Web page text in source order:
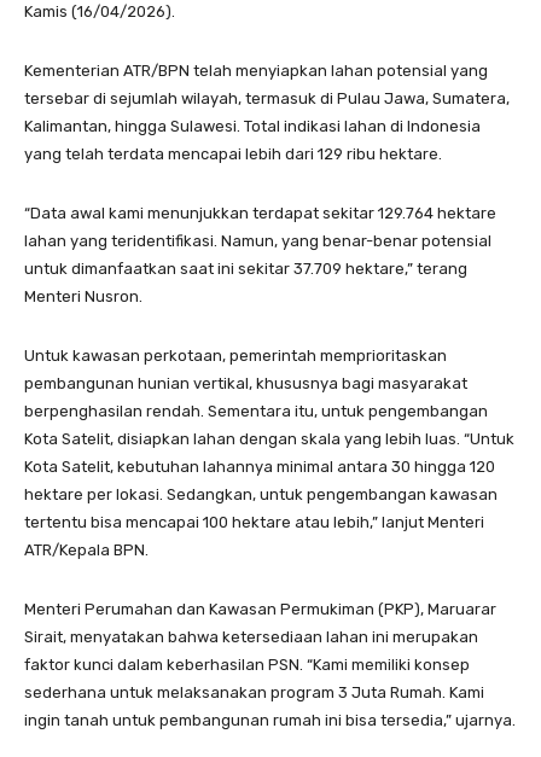
Kamis (16/04/2026).
Kementerian ATR/BPN telah menyiapkan lahan potensial yang
tersebar di sejumlah wilayah, termasuk di Pulau Jawa, Sumatera,
Kalimantan, hingga Sulawesi. Total indikasi lahan di Indonesia
yang telah terdata mencapai lebih dari 129 ribu hektare.
“Data awal kami menunjukkan terdapat sekitar 129.764 hektare
lahan yang teridentifikasi. Namun, yang benar-benar potensial
untuk dimanfaatkan saat ini sekitar 37.709 hektare,” terang
Menteri Nusron.
Untuk kawasan perkotaan, pemerintah memprioritaskan
pembangunan hunian vertikal, khususnya bagi masyarakat
berpenghasilan rendah. Sementara itu, untuk pengembangan
Kota Satelit, disiapkan lahan dengan skala yang lebih luas. “Untuk
Kota Satelit, kebutuhan lahannya minimal antara 30 hingga 120
hektare per lokasi. Sedangkan, untuk pengembangan kawasan
tertentu bisa mencapai 100 hektare atau lebih,” lanjut Menteri
ATR/Kepala BPN.
Menteri Perumahan dan Kawasan Permukiman (PKP), Maruarar
Sirait, menyatakan bahwa ketersediaan lahan ini merupakan
faktor kunci dalam keberhasilan PSN. “Kami memiliki konsep
sederhana untuk melaksanakan program 3 Juta Rumah. Kami
ingin tanah untuk pembangunan rumah ini bisa tersedia,” ujarnya.